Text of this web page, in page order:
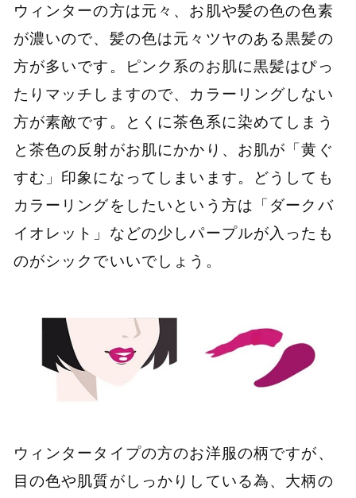
ウィンターの方は元々、お肌や髪の色の色素
が濃いので、髪の色は元々ツヤのある黒髪の
方が多いです。ピンク系のお肌に黒髪はぴっ
たりマッチしますので、カラーリングしない
方が素敵です。とくに茶色系に染めてしまう
と茶色の反射がお肌にかかり、お肌が「黄ぐ
すむ」印象になってしまいます。どうしても
カラーリングをしたいという方は「ダークバ
イオレット」などの少しパープルが入ったも
のがシックでいいでしょう。
ウィンタータイプの方のお洋服の柄ですが、
目の色や肌質がしっかりしている為、大柄の